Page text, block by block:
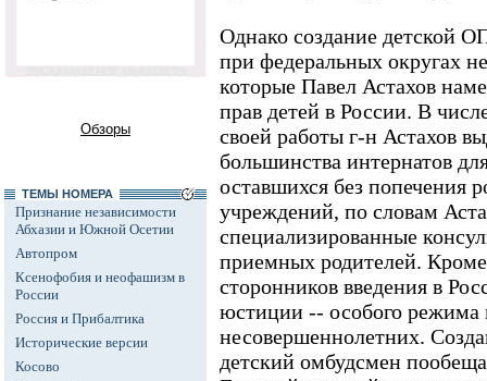
Обзоры
ТЕМЫ НОМЕРА
Признание независимости
Абхазии и Южной Осетии
Автопром
Ксенофобия и неофашизм в
России
Россия и Прибалтика
Исторические версии
Косово
Однако создание детской
при федеральных округах
которые Павел Астахов
прав детей в России. В
своей работы г-н Астахов
большинства интернатов
оставшихся без попечения
учреждений, по словам
специализированные
приемных родителей. Кроме
сторонников введения в
юстиции -- особого режима
несовершеннолетних.
детский омбудсмен